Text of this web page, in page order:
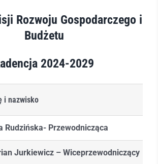
Rozwoju Gospodarczego i
Budżetu
2024-2029
i nazwisko
Rudzińska- Przewodnicząca
Jurkiewicz – Wiceprzewodniczący